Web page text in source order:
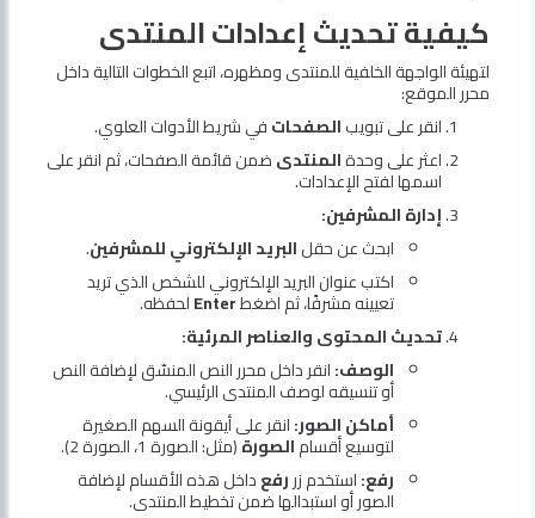
كيفية تحديث إعدادات المنتدى
لتهيئة الواجهة الخلفية للمنتدى ومظهره، اتبع الخطوات التالية داخل
محرر الموقع:
انقر على تبويبالصفحاتفي شريط الأدوات العلوي.
اعثر على وحدةالمنتدىضمن قائمة الصفحات، ثم انقر على
اسمها لفتح الإعدادات.
إدارة المشرفين:
ابحث عن حقلالبريد الإلكتروني للمشرفين.
اكتب عنوان البريد الإلكتروني للشخص الذي تريد
تعيينه مشرفًا، ثم اضغطEnterلحفظه.
تحديث المحتوى والعناصر المرئية:
الوصف:انقر داخل محرر النص المنسّق لإضافة النص
أو تنسيقه لوصف المنتدى الرئيسي.
أماكن الصور:انقر على أيقونة السهم الصغيرة
لتوسيع أقسامالصورة(مثل: الصورة 1، الصورة 2).
رفع:استخدم زررفعداخل هذه الأقسام لإضافة
الصور أو استبدالها ضمن تخطيط المنتدى.